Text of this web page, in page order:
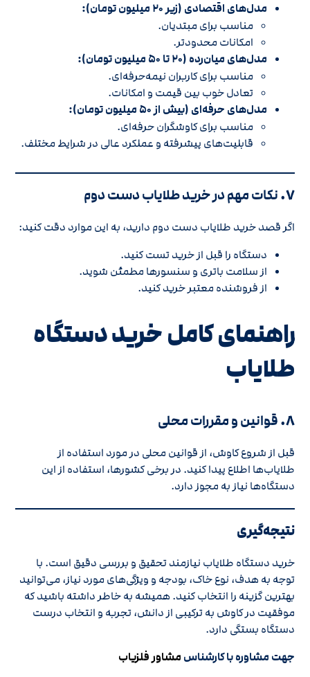
مدل‌های اقتصادی (زیر ۲۰ میلیون تومان):
مناسب برای مبتدیان.
امکانات محدودتر.
مدل‌های میان‌رده (۲۰ تا ۵۰ میلیون تومان):
مناسب برای کاربران نیمه‌حرفه‌ای.
تعادل خوب بین قیمت و امکانات.
مدل‌های حرفه‌ای (بیش از ۵۰ میلیون تومان):
مناسب برای کاوشگران حرفه‌ای.
قابلیت‌های پیشرفته و عملکرد عالی در شرایط مختلف.
۷. نکات مهم در خرید طلایاب دست دوم
اگر قصد خرید طلایاب دست دوم دارید، به این موارد دقت کنید:
دستگاه را قبل از خرید تست کنید.
از سلامت باتری و سنسورها مطمئن شوید.
از فروشنده معتبر خرید کنید.
راهنمای کامل خرید دستگاه
طلایاب
۸. قوانین و مقررات محلی
قبل از شروع کاوش، از قوانین محلی در مورد استفاده از
طلایاب‌ها اطلاع پیدا کنید. در برخی کشورها، استفاده از این
دستگاه‌ها نیاز به مجوز دارد.
نتیجه‌گیری
خرید دستگاه طلایاب نیازمند تحقیق و بررسی دقیق است. با
توجه به هدف، نوع خاک، بودجه و ویژگی‌های مورد نیاز، می‌توانید
بهترین گزینه را انتخاب کنید. همیشه به خاطر داشته باشید که
موفقیت در کاوش به ترکیبی از دانش، تجربه و انتخاب درست
دستگاه بستگی دارد.
جهت مشاوره با کارشناس مشاور فلزیاب